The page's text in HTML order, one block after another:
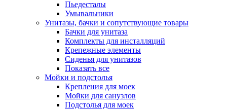
Пьедесталы
Умывальники
Унитазы, бачки и сопутствующие товары
Бачки для унитаза
Комплекты для инсталляций
Крепежные элементы
Сиденья для унитазов
Показать все
Мойки и подстолья
Крепления для моек
Мойки для санузлов
Подстолья для моек